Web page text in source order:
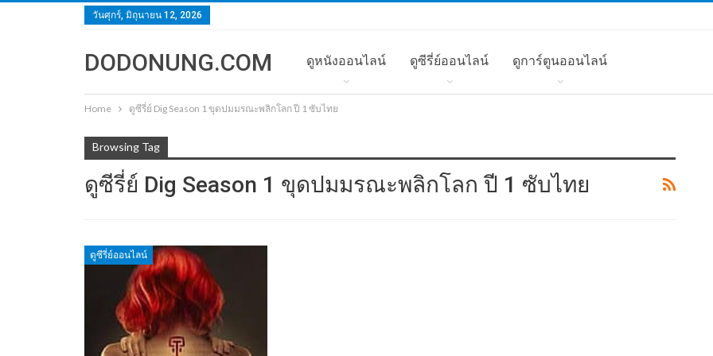
วันศุกร์, มิถุนายน 12, 2026
DODONUNG.COM ดูหนังออนไลน์ ดูซีรี่ย์ออนไลน์ ดูการ์ตูนออนไลน์
Home ดูซีรี่ย์ Dig Season 1 ขุดปมมรณะพลิกโลก ปี 1 ซับไทย
Browsing Tag
ดูซีรี่ย์ Dig Season 1 ขุดปมมรณะพลิกโลก ปี 1 ซับไทย
ดูซีรี่ย์ออนไลน์